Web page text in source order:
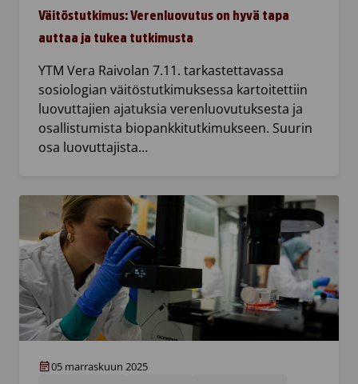
Väitöstutkimus: Verenluovutus on hyvä tapa
auttaa ja tukea tutkimusta
YTM Vera Raivolan 7.11. tarkastettavassa
sosiologian väitöstutkimuksessa kartoitettiin
luovuttajien ajatuksia verenluovutuksesta ja
osallistumista biopankkitutkimukseen. Suurin
osa luovuttajista…
05 marraskuun 2025